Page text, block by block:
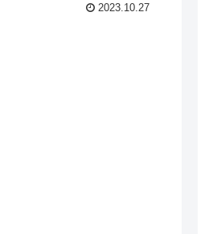
2023.10.27